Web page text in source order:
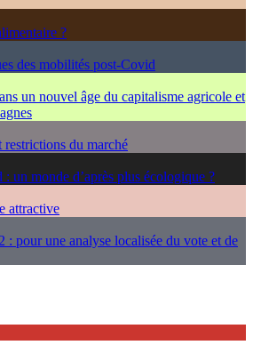
?
des mobilités post-Covid
un nouvel âge du capitalisme agricole et
du marché
un monde d’après plus écologique ?
attractive
: pour une analyse localisée du vote et de